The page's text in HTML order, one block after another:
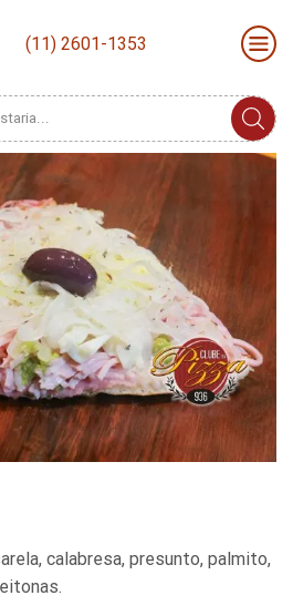
(11) 2601-1353
Search
calabresa, presunto, palmito,